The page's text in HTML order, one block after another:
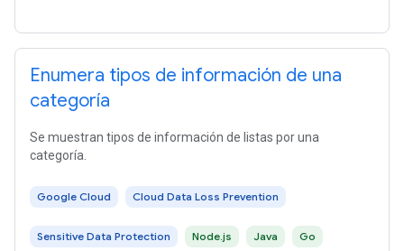
Enumera tipos de información de una
categoría
Se muestran tipos de información de listas por una
categoría.
Google Cloud Cloud Data Loss Prevention
Sensitive Data Protection Node.js Java Go